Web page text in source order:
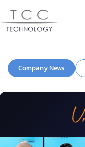
Company News